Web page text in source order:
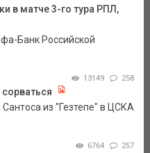
в матче 3-го тура РПЛ,
Банк Российской
13149 258
из "Гезтепе" в ЦСКА
6764 257